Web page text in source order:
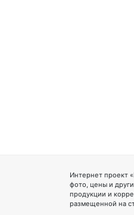
Интернет проект
фото, цены и
продукции и
размещенной на